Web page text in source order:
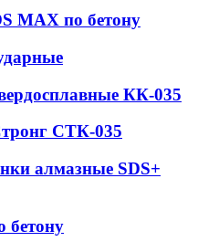
MAX по бетону
КК-035
СТК-035
алмазные SDS+
бетону